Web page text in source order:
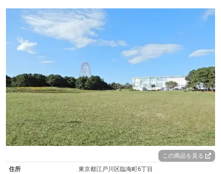
この商品を見る
住所
東京都江戸川区臨海町6丁目